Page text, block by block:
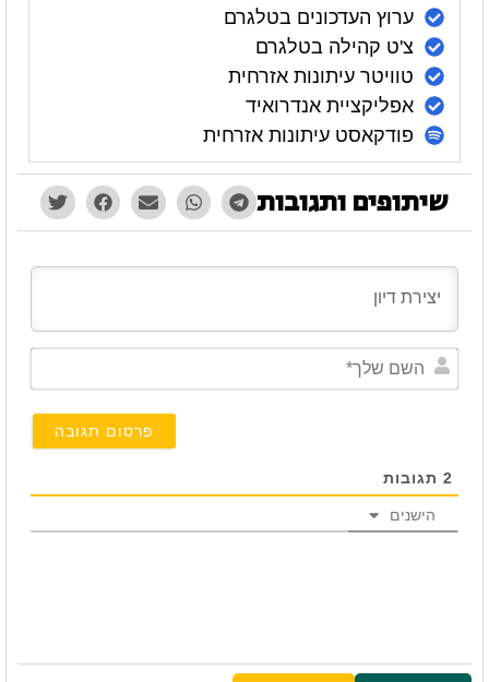
ערוץ העדכונים בטלגרם
צ'ט קהילה בטלגרם
טוויטר עיתונות אזרחית
אפליקציית אנדרואיד
פודקאסט עיתונות אזרחית
שיתופים ותגובות
2 תגובות
הישנים